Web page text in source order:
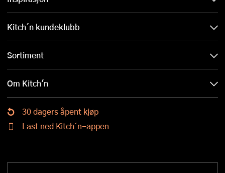
Kitch´n kundeklubb
Sortiment
Om Kitch'n
30 dagers åpent kjøp
Last ned Kitch´n-appen